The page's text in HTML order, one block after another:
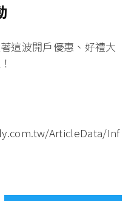
著這波開戶優惠、好禮大
ArticleData/Inf